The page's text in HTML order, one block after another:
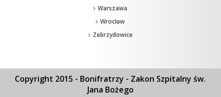
Warszawa
Wrocław
Zebrzydowice
Copyright 2015 - Bonifratrzy - Zakon Szpitalny św.
Jana Bożego